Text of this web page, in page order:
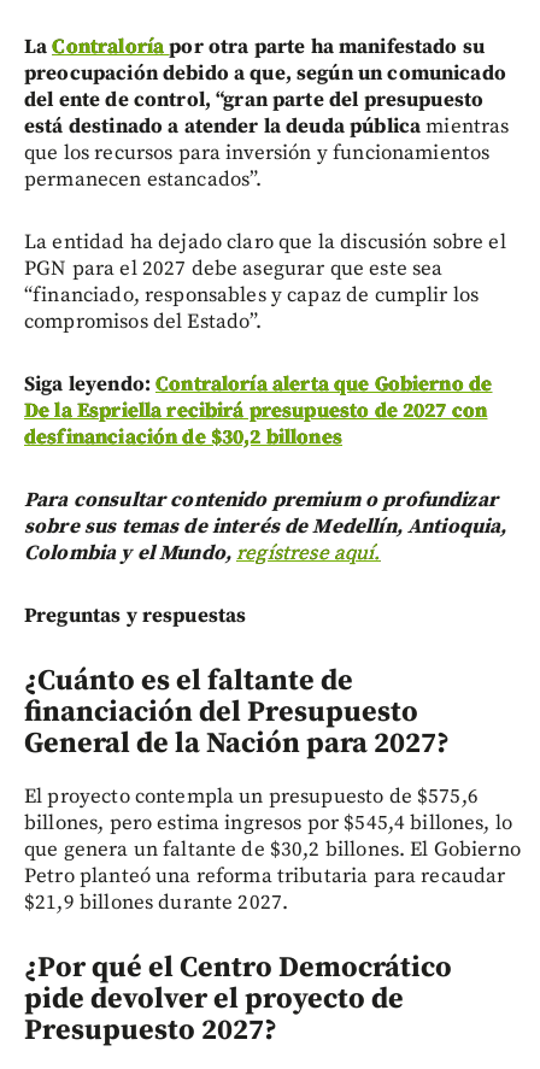
LaContraloríapor otra parte ha manifestado su
preocupación debido a que, según un comunicado
del ente de control, “gran parte del presupuesto
está destinado a atender la deuda públicamientras
que los recursos para inversión y funcionamientos
permanecen estancados”.
La entidad ha dejado claro que la discusión sobre el
PGN para el 2027 debe asegurar que este sea
“financiado, responsables y capaz de cumplir los
compromisos del Estado”.
Siga leyendo:Contraloría alerta que Gobierno de
De la Espriella recibirá presupuesto de 2027 con
desfinanciación de $30,2 billones
Para consultar contenido premium o profundizar
sobre sus temas de interés de Medellín, Antioquia,
Colombia y el Mundo,regístrese aquí.
Preguntas y respuestas
¿Cuánto es el faltante de
financiación del Presupuesto
General de la Nación para 2027?
El proyecto contempla un presupuesto de $575,6
billones, pero estima ingresos por $545,4 billones, lo
que genera un faltante de $30,2 billones. El Gobierno
Petro planteó una reforma tributaria para recaudar
$21,9 billones durante 2027.
¿Por qué el Centro Democrático
pide devolver el proyecto de
Presupuesto 2027?